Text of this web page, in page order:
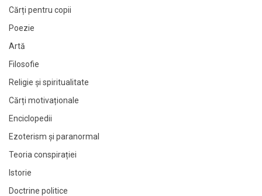
Cărți pentru copii
Poezie
Artă
Filosofie
Religie și spiritualitate
Cărți motivaționale
Enciclopedii
Ezoterism și paranormal
Teoria conspirației
Istorie
Doctrine politice